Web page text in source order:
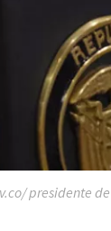
presidente